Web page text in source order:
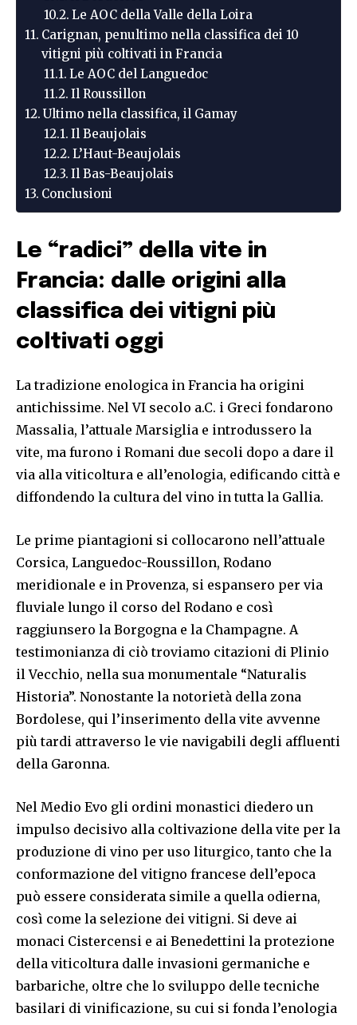
Le AOC della Valle della Loira
Carignan, penultimo nella classifica dei 10
vitigni più coltivati in Francia
Le AOC del Languedoc
Il Roussillon
Ultimo nella classifica, il Gamay
Il Beaujolais
L’Haut-Beaujolais
Il Bas-Beaujolais
Conclusioni
Le “radici” della vite in
Francia: dalle origini alla
classifica dei vitigni più
coltivati oggi
La tradizione enologica in Francia ha origini
antichissime. Nel VI secolo a.C. i Greci fondarono
Massalia, l’attuale Marsiglia e introdussero la
vite, ma furono i Romani due secoli dopo a dare il
via alla viticoltura e all’enologia, edificando città e
diffondendo la cultura del vino in tutta la Gallia.
Le prime piantagioni si collocarono nell’attuale
Corsica, Languedoc-Roussillon, Rodano
meridionale e in Provenza, si espansero per via
fluviale lungo il corso del Rodano e così
raggiunsero la Borgogna e la Champagne. A
testimonianza di ciò troviamo citazioni di Plinio
il Vecchio, nella sua monumentale “Naturalis
Historia”. Nonostante la notorietà della zona
Bordolese, qui l’inserimento della vite avvenne
più tardi attraverso le vie navigabili degli affluenti
della Garonna.
Nel Medio Evo gli ordini monastici diedero un
impulso decisivo alla coltivazione della vite per la
produzione di vino per uso liturgico, tanto che la
conformazione del vitigno francese dell’epoca
può essere considerata simile a quella odierna,
così come la selezione dei vitigni. Si deve ai
monaci Cistercensi e ai Benedettini la protezione
della viticoltura dalle invasioni germaniche e
barbariche, oltre che lo sviluppo delle tecniche
basilari di vinificazione, su cui si fonda l’enologia